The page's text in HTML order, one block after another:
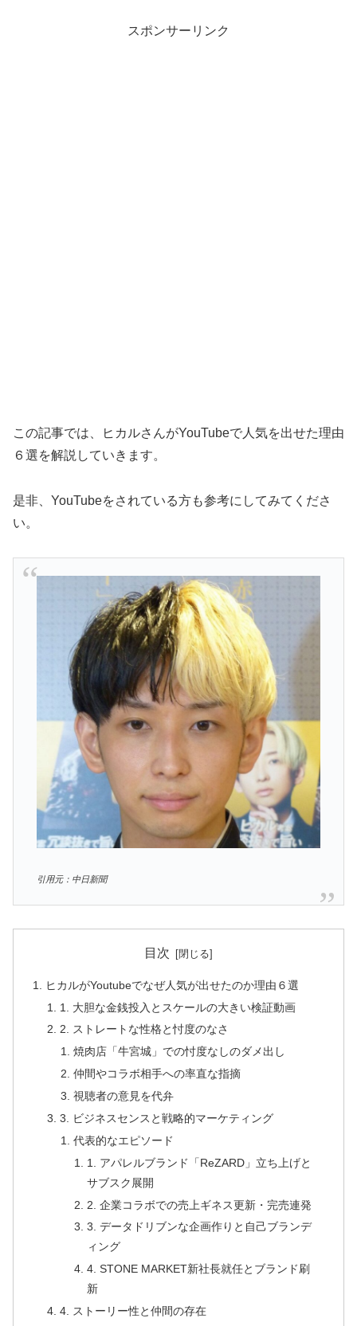
スポンサーリンク
この記事では、ヒカルさんがYouTubeで人気を出せた理由
６選を解説していきます。
是非、YouTubeをされている方も参考にしてみてくださ
い。
引用元：中日新聞
目次
ヒカルがYoutubeでなぜ人気が出せたのか理由６選
1. 大胆な金銭投入とスケールの大きい検証動画
2. ストレートな性格と忖度のなさ
焼肉店「牛宮城」での忖度なしのダメ出し
仲間やコラボ相手への率直な指摘
視聴者の意見を代弁
3. ビジネスセンスと戦略的マーケティング
代表的なエピソード
1. アパレルブランド「ReZARD」立ち上げと
サブスク展開
2. 企業コラボでの売上ギネス更新・完売連発
3. データドリブンな企画作りと自己ブランデ
ィング
4. STONE MARKET新社長就任とブランド刷
新
4. ストーリー性と仲間の存在